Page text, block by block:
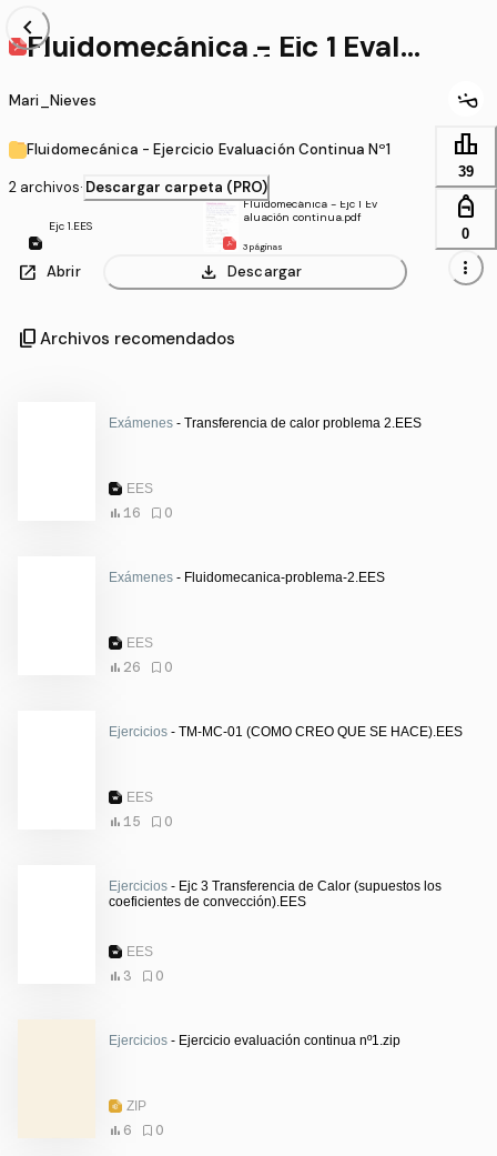
chevron_left
Fluidomecánica - Ejc 1 Evalua
ción continua.pdf
Mari_Nieves
Fluidomecánica - Ejercicio Evaluación Continua Nº1
2 archivos· Descargar carpeta (PRO)
Ejc 1.EES
Fluidomecánica - Ejc 1 Ev
aluación continua.pdf
3 páginas
open_in_new Abrir download Descargar
leaderboard
39
personal_bag
0
more_vert
content_copy Archivos recomendados
Exámenes - Transferencia de calor problema 2.EES
EES
16
0
Exámenes - Fluidomecanica-problema-2.EES
EES
26
0
Ejercicios - TM-MC-01 (COMO CREO QUE SE HACE).EES
EES
15
0
Ejercicios - Ejc 3 Transferencia de Calor (supuestos los
coeficientes de convección).EES
EES
3
0
Ejercicios - Ejercicio evaluación continua nº1.zip
ZIP
6
0